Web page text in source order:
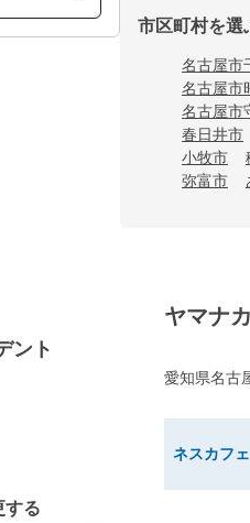
ント
する
市区町村を選
名古屋市
名古屋市
名古屋市
春日井市
小牧市
弥富市
ヤマナ
愛知県名古
ネスカフ